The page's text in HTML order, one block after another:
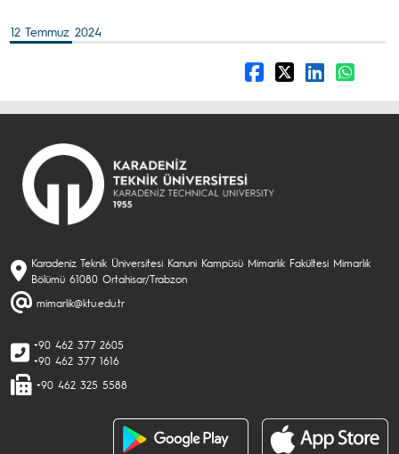
12 Temmuz 2024
Karadeniz Teknik Üniversitesi Kanuni Kampüsü Mimarlık Fakültesi Mimarlık
Bölümü 61080 Ortahisar/Trabzon
mimarlik@ktu.edu.tr
+90 462 377 2605
+90 462 377 1616
+90 462 325 5588